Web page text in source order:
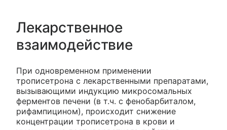
Лекарственное
взаимодействие
При одновременном применении
трописетрона с лекарственными препаратами,
вызывающими индукцию микросомальных
ферментов печени (в т.ч. с фенобарбиталом,
рифампицином), происходит снижение
концентрации трописетрона в крови и